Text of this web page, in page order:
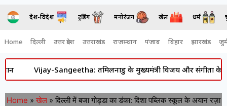
देश-विदेश ट्रेंडिंग मनोरंजन खेल धर्म
Home दिल्ली उत्तर प्रदेश उत्तराखंड राजस्थान पंजाब बिहार झारखंड
Sangeetha: तमिलनाडु के मुख्यमंत्री विजय और संगीता के रिश्ते में आया
Home » खेल » दिल्ली में बजा गोड्डा का डंका: दिशा पब्लिक स्कूल के अयान रज़ा